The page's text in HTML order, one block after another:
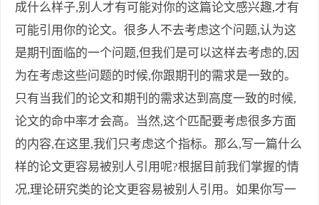
成什么样子,别人才有可能对你的这篇论文感兴趣,才有
可能引用你的论文。很多人不去考虑这个问题,认为这
是期刊面临的一个问题,但我们是可以这样去考虑的,因
为在考虑这些问题的时候,你跟期刊的需求是一致的。
只有当我们的论文和期刊的需求达到高度一致的时候,
论文的命中率才会高。当然,这个匹配要考虑很多方面
的内容,在这里,我们只考虑这个指标。那么,写一篇什么
样的论文更容易被别人引用呢?根据目前我们掌握的情
况,理论研究类的论文更容易被别人引用。如果你写一